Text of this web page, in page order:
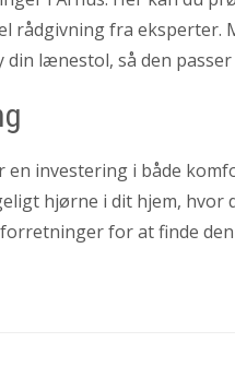
rådgivning fra
lænestol, så den
en investering i både
hjørne i dit hjem, hvor
for at finde